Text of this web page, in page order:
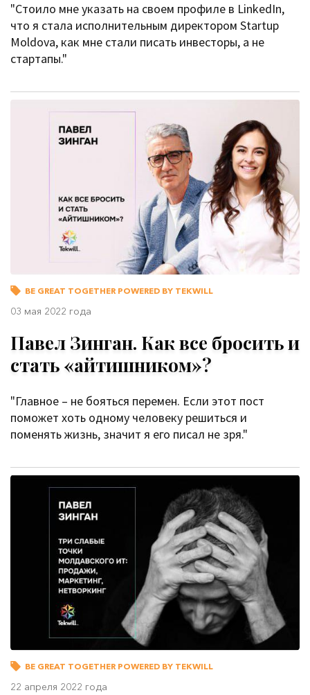
"Стоило мне указать на своем профиле в LinkedIn,
что я стала исполнительным директором Startup
Moldova, как мне стали писать инвесторы, а не
стартапы."
BE GREAT TOGETHER POWERED BY TEKWILL
03 мая 2022 года
Павел Зинган. Как все бросить и
стать «айтишником»?
"Главное – не бояться перемен. Если этот пост
поможет хоть одному человеку решиться и
поменять жизнь, значит я его писал не зря."
BE GREAT TOGETHER POWERED BY TEKWILL
22 апреля 2022 года